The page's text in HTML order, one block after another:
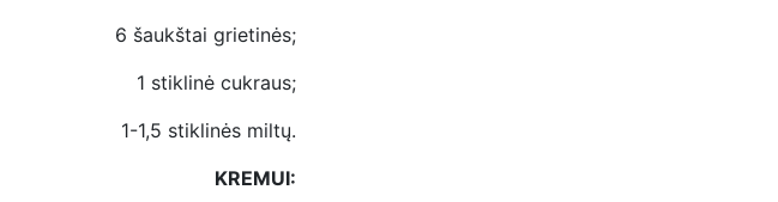
6 šaukštai grietinės;
1 stiklinė cukraus;
1-1,5 stiklinės miltų.
KREMUI: